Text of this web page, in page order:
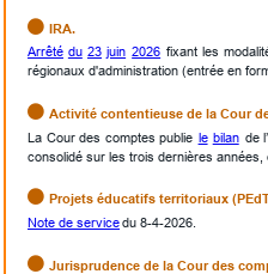
 IRA.
Arrêté du 23 juin 2026 fixant les
régionaux d'administration (entrée en
 Activité contentieuse de la Cour
La Cour des comptes publie le bilan de
consolidé sur les trois dernières
 Projets éducatifs territoriaux
Note de service du 8-4-2026.
 Jurisprudence de la Cour des